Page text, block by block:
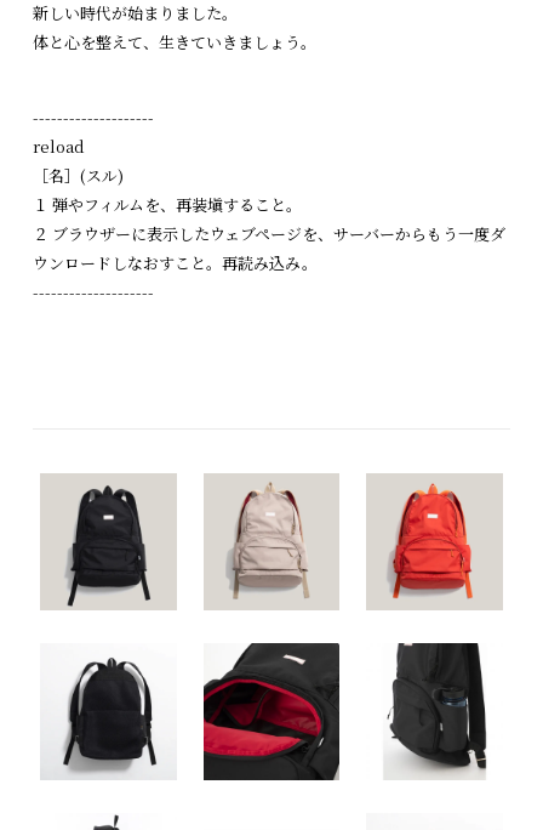
新しい時代が始まりました。
体と心を整えて、生きていきましょう。
--------------------
reload
［名］(スル)
１ 弾やフィルムを、再装塡すること。
２ ブラウザーに表示したウェブページを、サーバーからもう一度ダ
ウンロードしなおすこと。再読み込み。
--------------------